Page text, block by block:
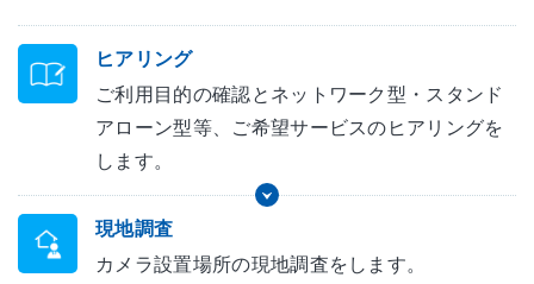
ヒアリング
ご利用目的の確認とネットワーク型・スタンド
アローン型等、ご希望サービスのヒアリングを
します。
現地調査
カメラ設置場所の現地調査をします。